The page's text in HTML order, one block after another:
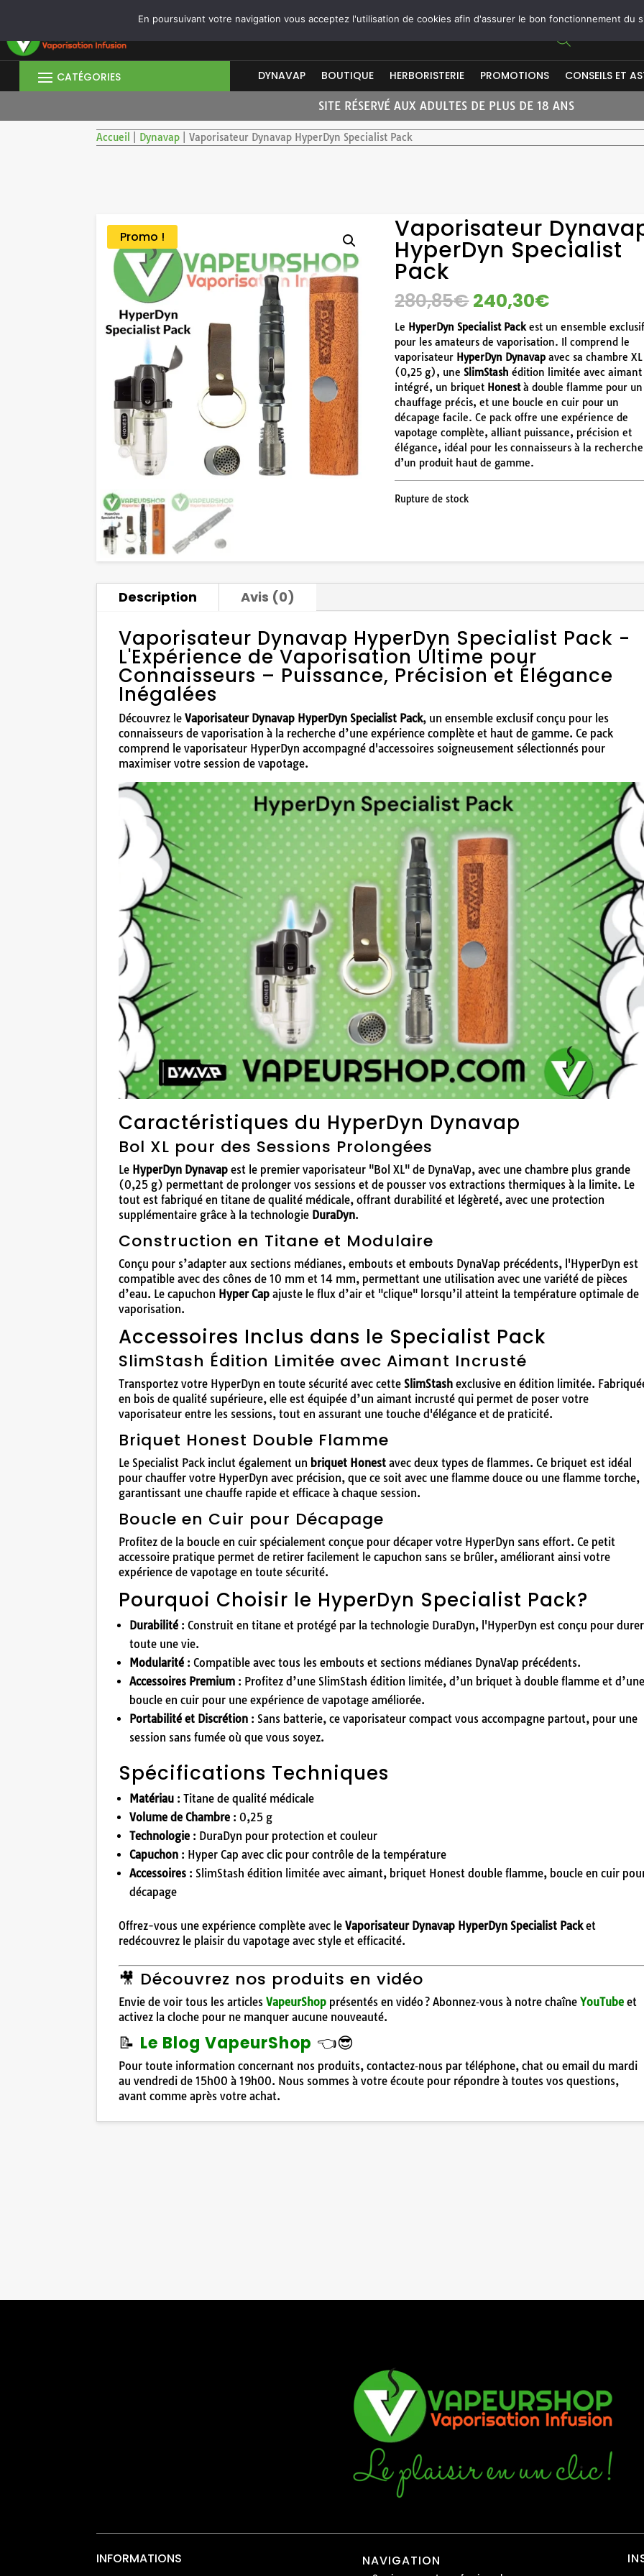
DYNAVAP BOUTIQUE HERBORISTERIE PROMOTIONS CONSEILS ET
SITE RÉSERVÉ AUX ADULTES DE PLUS DE 18 ANS
Accueil Dynavap |Vaporisateur Dynavap HyperDyn Specialist Pack
Promo ! Vaporisateur
HyperDyn Specialist
Pack
280,85€LE
PRIX
INITIAL
ÉTAIT :
280,85€.
240,30€
ACTUEL
EST :
240,30€.
Le HyperDyn Specialist Pack est un ensemble
pour les amateurs de vaporisation. Il comprend le
vaporisateur HyperDyn Dynavap avec sa chambre XL
(0,25 g), une SlimStash édition limitée avec aimant
intégré, un briquet Honestà double flamme pour un
chauffage précis, et une boucle en cuir pour un
décapage facile. Ce pack offre une expérience de
vapotage complète, alliant puissance, précision et
élégance, idéal pour les connaisseurs à la recherche
d’un produit haut de gamme.
Rupture de stock
Description Avis (0)
Vaporisateur Dynavap HyperDyn Specialist Pack -
L'Expérience de Vaporisation Ultime pour
Connaisseurs – Puissance, Précision et Élégance
Inégalées
Découvrez leVaporisateur Dynavap HyperDyn Specialist Pack, un ensemble exclusif conçu pour les
connaisseurs de vaporisation à la recherche d’une expérience complète et haut de gamme. Ce pack
comprend le vaporisateur HyperDyn accompagné d'accessoires soigneusement sélectionnés pour
maximiser votre session de vapotage.
Caractéristiques du HyperDyn Dynavap
Bol XL pour des Sessions Prolongées
Le HyperDyn Dynavap est le premier vaporisateur "Bol XL" de DynaVap, avec une chambre plus grande
(0,25 g) permettant de prolonger vos sessions et de pousser vos extractions thermiques à la limite. Le
tout est fabriqué en titane de qualité médicale, offrant durabilité et légèreté, avec une protection
supplémentaire grâce à la technologie DuraDyn.
Construction en Titane et Modulaire
Conçu pour s’adapter aux sections médianes, embouts et embouts DynaVap précédents, l'HyperDyn est
compatible avec des cônes de 10 mm et 14 mm, permettant une utilisation avec une variété de pièces
d’eau. Le capuchon Hyper Cap ajuste le flux d’air et "clique" lorsqu’il atteint la température optimale de
vaporisation.
Accessoires Inclus dans le Specialist Pack
SlimStash Édition Limitée avec Aimant Incrusté
Transportez votre HyperDyn en toute sécurité avec cette SlimStash exclusive en édition limitée.
en bois de qualité supérieure, elle est équipée d’un aimant incrusté qui permet de poser votre
vaporisateur entre les sessions, tout en assurant une touche d'élégance et de praticité.
Briquet Honest Double Flamme
Le Specialist Pack inclut également un briquet Honest avec deux types de flammes. Ce briquet est idéal
pour chauffer votre HyperDyn avec précision, que ce soit avec une flamme douce ou une flamme torche,
garantissant une chauffe rapide et efficace à chaque session.
Boucle en Cuir pour Décapage
Profitez de la boucle en cuir spécialement conçue pour décaper votre HyperDyn sans effort. Ce petit
accessoire pratique permet de retirer facilement le capuchon sans se brûler, améliorant ainsi votre
expérience de vapotage en toute sécurité.
Pourquoi Choisir le HyperDyn Specialist Pack?
Durabilité : Construit en titane et protégé par la technologie DuraDyn, l'HyperDyn est conçu pour durer
toute une vie.
Modularité : Compatible avec tous les embouts et sections médianes DynaVap précédents.
Accessoires Premium : Profitez d’une SlimStash édition limitée, d’un briquet à double flamme et
boucle en cuir pour une expérience de vapotage améliorée.
Portabilité et Discrétion : Sans batterie, ce vaporisateur compact vous accompagne partout, pour une
session sans fumée où que vous soyez.
Spécifications Techniques
Matériau : Titane de qualité médicale
Volume de Chambre : 0,25 g
Technologie : DuraDyn pour protection et couleur
Capuchon : Hyper Cap avec clic pour contrôle de la température
Accessoires : SlimStash édition limitée avec aimant, briquet Honest double flamme, boucle en cuir
décapage
Offrez-vous une expérience complète avec leVaporisateur Dynavap HyperDyn Specialist Packet
redécouvrez le plaisir du vapotage avec style et efficacité.
🎥 Découvrez nos produits en vidéo
Envie de voir tous les articlesVapeurShop présentés en vidéo ? Abonnez‑vous à notre chaîneYouTube et
activez la cloche pour ne manquer aucune nouveauté.
📝 Le Blog VapeurShop 👈😎
Pour toute information concernant nos produits, contactez‑nous par téléphone, chat ou email du mardi
au vendredi de 15h00 à 19h00. Nous sommes à votre écoute pour répondre à toutes vos questions,
avant comme après votre achat.
INFORMATIONS NAVIGATION
En poursuivant votre navigation vous acceptez l'utilisation de cookies afin d'assurer le bon fonctionnement du